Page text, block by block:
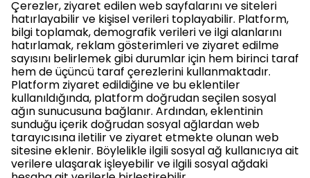
Çerezler, ziyaret edilen web sayfalarını ve siteleri
hatırlayabilir ve kişisel verileri toplayabilir. Platform,
bilgi toplamak, demografik verileri ve ilgi alanlarını
hatırlamak, reklam gösterimleri ve ziyaret edilme
sayısını belirlemek gibi durumlar için hem birinci taraf
hem de üçüncü taraf çerezlerini kullanmaktadır.
Platform ziyaret edildiğine ve bu eklentiler
kullanıldığında, platform doğrudan seçilen sosyal
ağın sunucusuna bağlanır. Ardından, eklentinin
sunduğu içerik doğrudan sosyal ağlardan web
tarayıcısına iletilir ve ziyaret etmekte olunan web
sitesine eklenir. Böylelikle ilgili sosyal ağ kullanıcıya ait
verilere ulaşarak işleyebilir ve ilgili sosyal ağdaki